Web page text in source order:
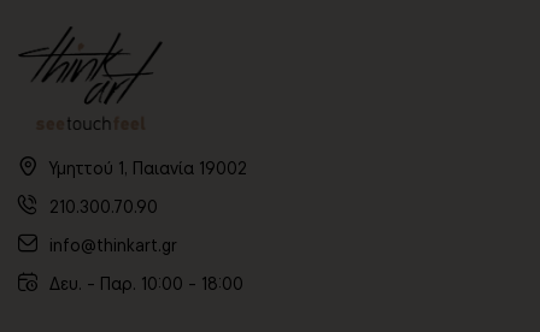
Υμηττού 1, Παιανία 19002
210.300.70.90
info@thinkart.gr
Δευ. - Παρ. 10:00 - 18:00